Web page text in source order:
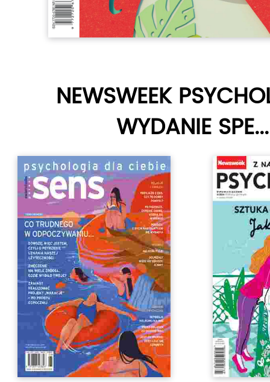
NEWSWEEK
WYDANIE SPE...